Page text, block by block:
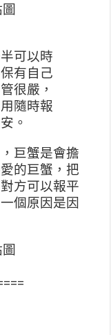
可以時
有自己
很嚴，
隨時報
。
巨蟹是會擔
的巨蟹，把
方可以報平
個原因是因